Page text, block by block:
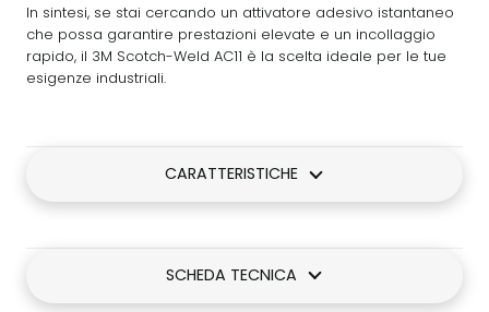
In sintesi, se stai cercando un attivatore adesivo istantaneo
che possa garantire prestazioni elevate e un incollaggio
rapido, il 3M Scotch-Weld AC11 è la scelta ideale per le tue
esigenze industriali.
CARATTERISTICHE
SCHEDA TECNICA